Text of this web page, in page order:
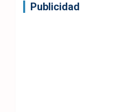
Publicidad